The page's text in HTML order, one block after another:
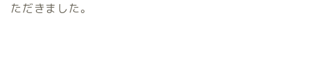
ただきました。